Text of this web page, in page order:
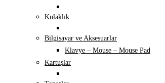
Kulaklık
Bilgisayar ve Aksesuarlar
Klavye – Mouse – Mouse Pad
Kartuşlar